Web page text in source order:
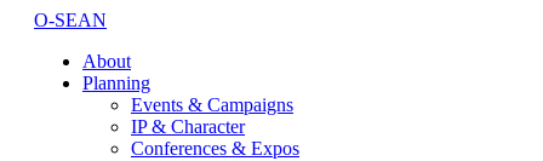
O-SEAN
About
Planning
Events & Campaigns
IP & Character
Conferences & Expos